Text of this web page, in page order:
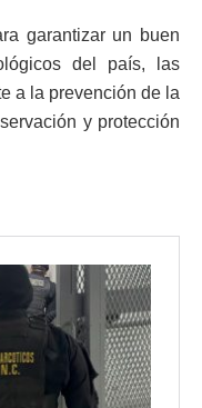
garantizar un buen
del país, las
a la prevención de la
y protección